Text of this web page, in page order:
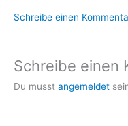
Schreibe einen
Schreibe einen
Du musst angemeldet